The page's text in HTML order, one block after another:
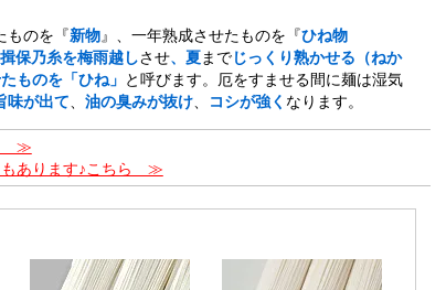
ものを『新物』、一年熟成させたものを『ひね物
保乃糸を梅雨越しさせ、夏までじっくり熟かせる（ねか
ものを「ひね」 と呼びます。厄をすませる間に麺は湿気
味が出て、 油の臭みが抜け、 コシが強く なります。
≫
もあります♪こちら ≫